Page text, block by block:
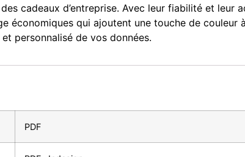
cadeaux d’entreprise. Avec leur fiabilité et leur
qui ajoutent une touche de couleur
personnalisé de vos données.
PDF